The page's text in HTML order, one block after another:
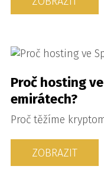
Proč hosting
emirátech?
Proč těžíme
ZOBRAZIT